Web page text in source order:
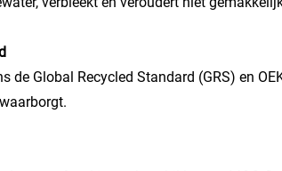
de Global Recycled Standard (GRS) en